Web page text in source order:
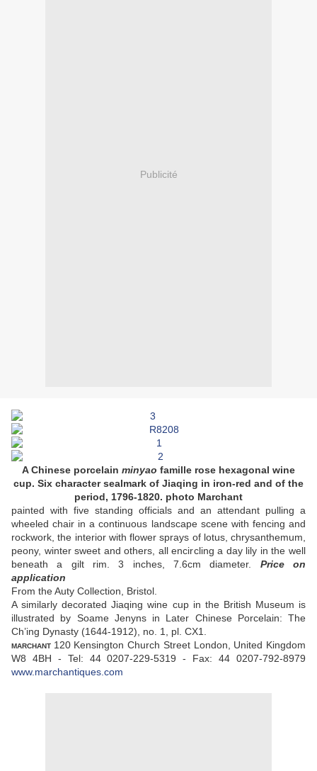
Publicité
A Chinese porcelain minyao famille rose hexagonal wine
cup. Six character sealmark of Jiaqing in iron-red and of the
period, 1796-1820. photo Marchant
painted with five standing officials and an attendant pulling a
wheeled chair in a continuous landscape scene with fencing and
rockwork, the interior with flower sprays of lotus, chrysanthemum,
peony, winter sweet and others, all encircling a day lily in the well
beneath a gilt rim. 3 inches, 7.6cm diameter. Price on
application
From the Auty Collection, Bristol.
A similarly decorated Jiaqing wine cup in the British Museum is
illustrated by Soame Jenyns in Later Chinese Porcelain: The
Ch’ing Dynasty (1644-1912), no. 1, pl. CX1.
MARCHANT 120 Kensington Church Street London, United Kingdom
W8 4BH - Tel: 44 0207-229-5319 - Fax: 44 0207-792-8979
www.marchantiques.com